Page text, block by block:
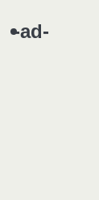
-ad-